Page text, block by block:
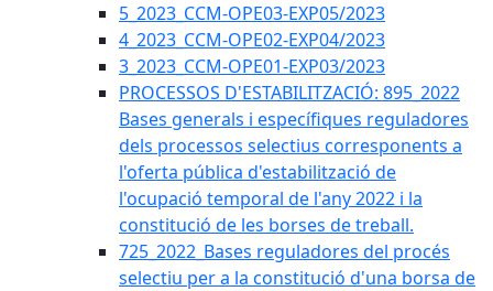
5_2023_CCM-OPE03-EXP05/2023
4_2023_CCM-OPE02-EXP04/2023
3_2023_CCM-OPE01-EXP03/2023
PROCESSOS D'ESTABILITZACIÓ: 895_2022
Bases generals i específiques reguladores
dels processos selectius corresponents a
l'oferta pública d'estabilització de
l'ocupació temporal de l'any 2022 i la
constitució de les borses de treball.
725_2022_Bases reguladores del procés
selectiu per a la constitució d'una borsa de